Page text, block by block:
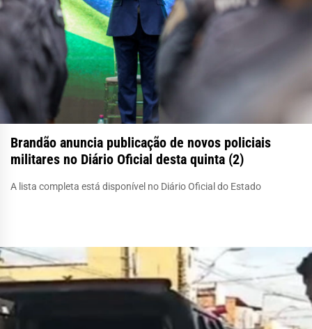
Brandão anuncia publicação de novos policiais
militares no Diário Oficial desta quinta (2)
A lista completa está disponível no Diário Oficial do Estado